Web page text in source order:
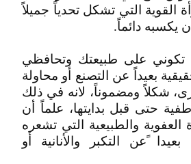
القوية التي تشكل تحدياً جميلاً
يكسبه دائماً.
تكوني على طبيعتك وتحافظي
بعيداً عن التصنع أو محاولة
شكلاً ومضموناً، لانه في ذلك
حتى قبل بدايتها، علماً أن
العفوية والطبيعية التي تشعره
بعيدا ًعن التكبر والأنانية أو